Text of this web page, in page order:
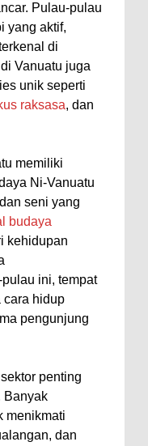
Pulau-pulau
yang aktif,
di
Vanuatu juga
unik seperti
raksasa, dan
memiliki
Ni-Vanuatu
seni yang
budaya
kehidupan
ini, tempat
cara hidup
pengunjung
penting
Banyak
menikmati
dan